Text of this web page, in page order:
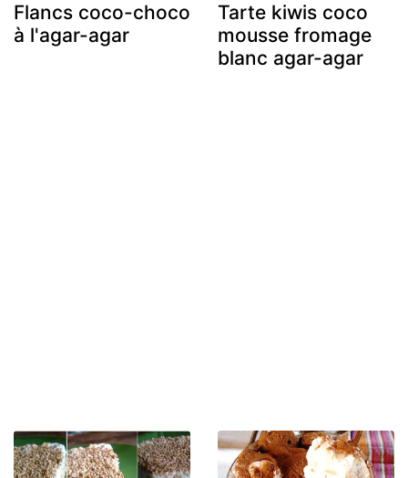
Flancs coco-choco
à l'agar-agar
Tarte kiwis coco
mousse fromage
blanc agar-agar